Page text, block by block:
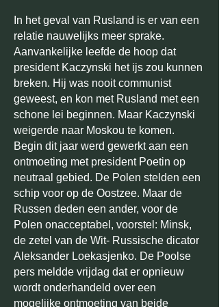
In het geval van Rusland is er van een
relatie nauwelijks meer sprake.
Aanvankelijke leefde de hoop dat
president Kaczynski het ijs zou kunnen
breken. Hij was nooit communist
geweest, en kon met Rusland met een
schone lei beginnen. Maar Kaczynski
weigerde naar Moskou te komen.
Begin dit jaar werd gewerkt aan een
ontmoeting met president Poetin op
neutraal gebied. De Polen stelden een
schip voor op de Oostzee. Maar de
Russen deden een ander, voor de
Polen onacceptabel, voorstel: Minsk,
de zetel van de Wit- Russische dicator
Aleksander Loekasjenko. De Poolse
pers meldde vrijdag dat er opnieuw
wordt onderhandeld over een
mogelijke ontmoeting van beide